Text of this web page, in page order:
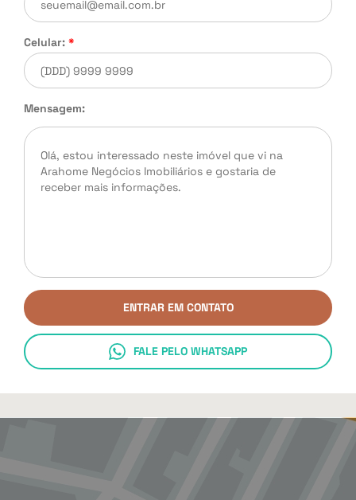
Celular: *
Mensagem:
ENTRAR EM CONTATO
FALE PELO WHATSAPP